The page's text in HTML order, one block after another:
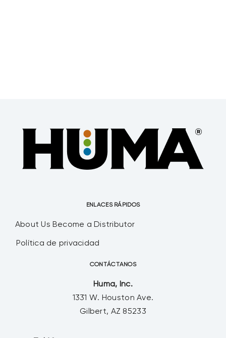
ENLACES RÁPIDOS
About Us Become a Distributor
Política de privacidad
CONTÁCTANOS
Huma, Inc.
1331 W. Houston Ave.
Gilbert, AZ 85233